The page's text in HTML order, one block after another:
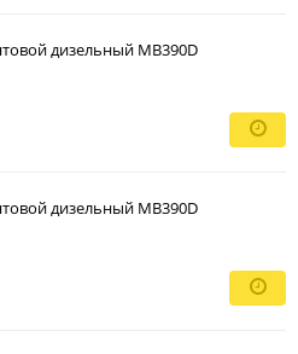
дизельный MB390D
дизельный MB390D